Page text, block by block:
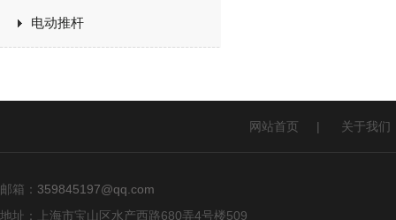
电动推杆
网站首页 | 关于我们
邮箱： 359845197@qq.com
地址：上海市宝山区水产西路680弄4号楼509